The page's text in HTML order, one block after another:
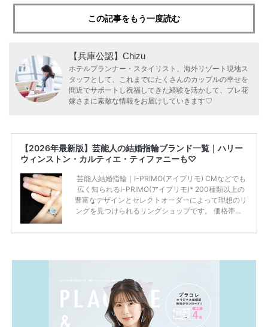
この記事をもう一度読む
【兵庫公認】Chizu
ホテルプランナー・スタイリスト、海外リゾート現地ス
タッフとして、これまでにたくさんのカップルの幸せを
間近でサポートし祝福してきた経験を活かして、プレ花
嫁さまに素敵な情報をお届けしていきます♡
【2026年最新版】芸能人の結婚指輪ブランド一覧｜ハリー
ウィンストン・カルティエ・ティファニーも♡
芸能人結婚指輪｜I-PRIMO(アイプリモ) CMなどでも
広く知られるI-PRIMO(アイプリモ)* 200種類以上の
豊富なデザインとセレクトオーダーによって理想のリ
ングを見つけられるリングショップです。 価格帯は2
入が可能♩ コスパ的にも20代の若い夫婦に人気のよ
Ns4lf… @ntv_penguin pic […]
続きを読む